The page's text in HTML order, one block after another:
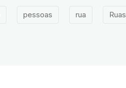
pessoas rua Ruas